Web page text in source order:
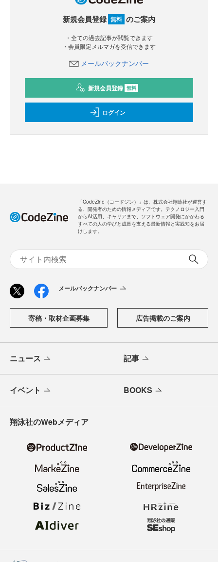
新規会員登録 無料 のご案内
・全ての過去記事が閲覧できます
・会員限定メルマガを受信できます
メールバックナンバー
新規会員登録 無料
ログイン
「CodeZine（コードジン）」は、株式会社翔泳社が運営す
る、開発者のための情報メディアです。テクノロジー入門
からAI活用、キャリアまで、ソフトウェア開発にかかわる
すべての人の学びと成長を支える最新情報と実践知をお届
けします。
メールバックナンバー
寄稿・取材企画募集 広告掲載のご案内
ニュース 記事
イベント BOOKS
翔泳社のWebメディア